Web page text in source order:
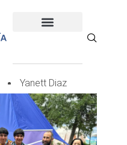
Yanett Diaz